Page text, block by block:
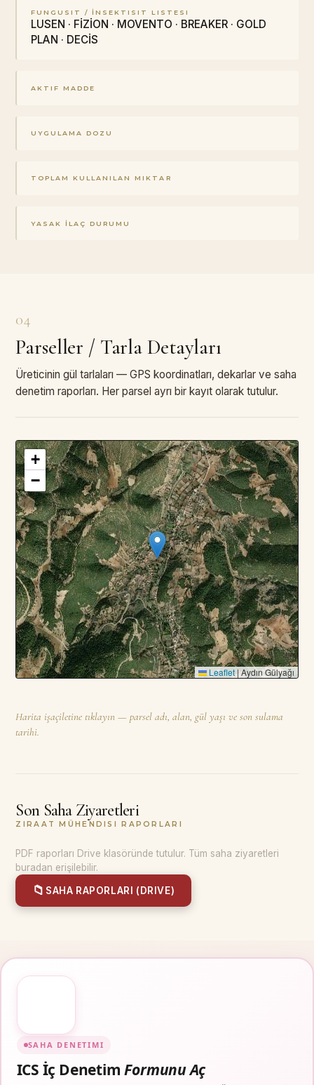
FUNGUSIT / İNSEKTISIT LISTESI
LUSEN · FİZİON · MOVENTO · BREAKER · GOLD
PLAN · DECİS
AKTIF MADDE
UYGULAMA DOZU
TOPLAM KULLANILAN MIKTAR
YASAK İLAÇ DURUMU
04
Parseller / Tarla Detayları
Üreticinin gül tarlaları — GPS koordinatları, dekarlar ve saha
denetim raporları. Her parsel ayrı bir kayıt olarak tutulur.
3 PARSEL · TOPLAM—DA
+
−
Leaflet|Aydın Gülyağı
Harita işaçiletine tıklayın — parsel adı, alan, gül yaşı ve son sulama
tarihi.
Son Saha Ziyaretleri
ZIRAAT MÜHENDISI RAPORLARI
PDF raporları Drive klasöründe tutulur. Tüm saha ziyaretleri
buradan erişilebilir.
📁 SAHA RAPORLARI (DRIVE)
SAHA DENETIMI
ICS İç DenetimFormunu Aç